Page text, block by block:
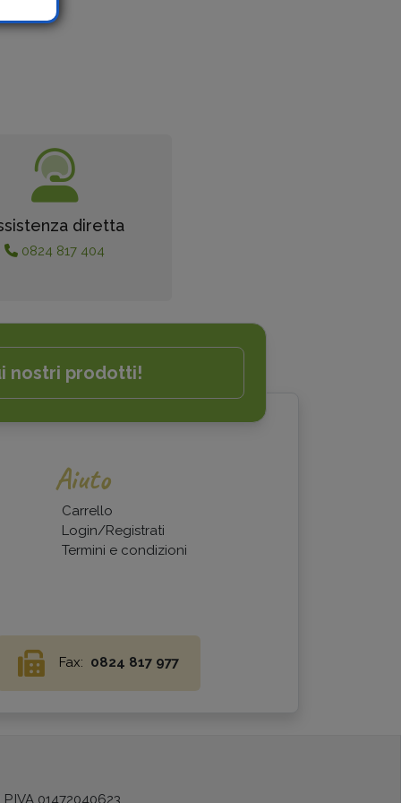
diretta
0824 817 404
nostri prodotti!
Aiuto
Carrello
Login/Registrati
Termini e condizioni
Fax: 0824 817 977
01472040623